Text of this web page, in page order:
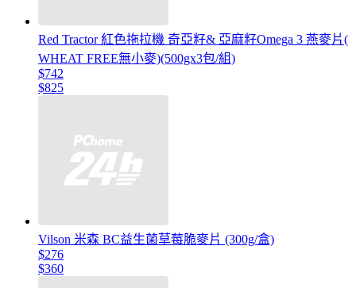
Red Tractor 紅色拖拉機 奇亞籽& 亞麻籽Omega 3 燕麥片(
WHEAT FREE無小麥)(500gx3包/組)
$742
$825
Vilson 米森 BC益生菌草莓脆麥片 (300g/盒)
$276
$360